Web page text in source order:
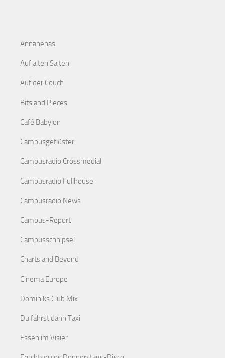
Annanenas
Auf alten Saiten
Auf der Couch
Bits and Pieces
Café Babylon
Campusgeflüster
Campusradio Crossmedial
Campusradio Fullhouse
Campusradio News
Campus-Report
Campusschnipsel
Charts and Beyond
Cinema Europe
Dominiks Club Mix
Du fährst dann Taxi
Essen im Visier